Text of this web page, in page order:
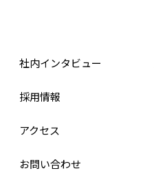
社内インタビュー
採用情報
アクセス
お問い合わせ